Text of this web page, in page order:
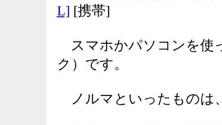
L] [携帯]
スマホかパソコンを使
ク）です。
ノルマといったものは